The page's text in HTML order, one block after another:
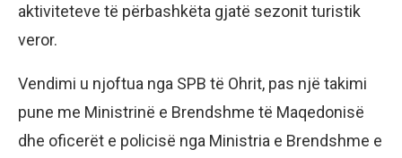
aktiviteteve të përbashkëta gjatë sezonit turistik
veror.
Vendimi u njoftua nga SPB të Ohrit, pas një takimi
pune me Ministrinë e Brendshme të Maqedonisë
dhe oficerët e policisë nga Ministria e Brendshme e